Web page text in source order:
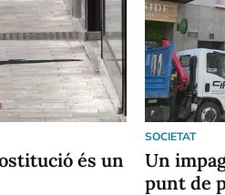
és un
SOCIETAT
Un
punt de